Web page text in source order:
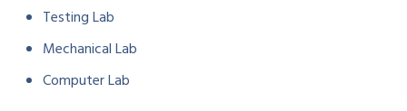
Testing Lab
Mechanical Lab
Computer Lab